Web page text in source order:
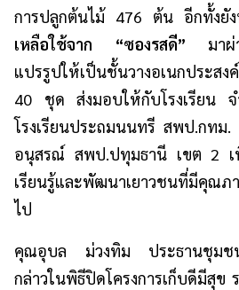
การปลูกต้นไม้ 476 ต้น อีกทั้งยัง
เหลือใช้จาก “ซองรสดี” มาผ่า
แปรรูปให้เป็นชั้นวางอเนกประสง
40 ชุด ส่งมอบให้กับโรงเรียน
โรงเรียนประถมนนทรี สพป.กทม.
อนุสรณ์ สพป.ปทุมธานี เขต 2 เ
เรียนรู้และพัฒนาเยาวชนที่มีคุณภ
ไป
คุณอุบล ม่วงทิม ประธานชุมชน
กล่าวในพิธีปิดโครงการเก็บดีมีสุข